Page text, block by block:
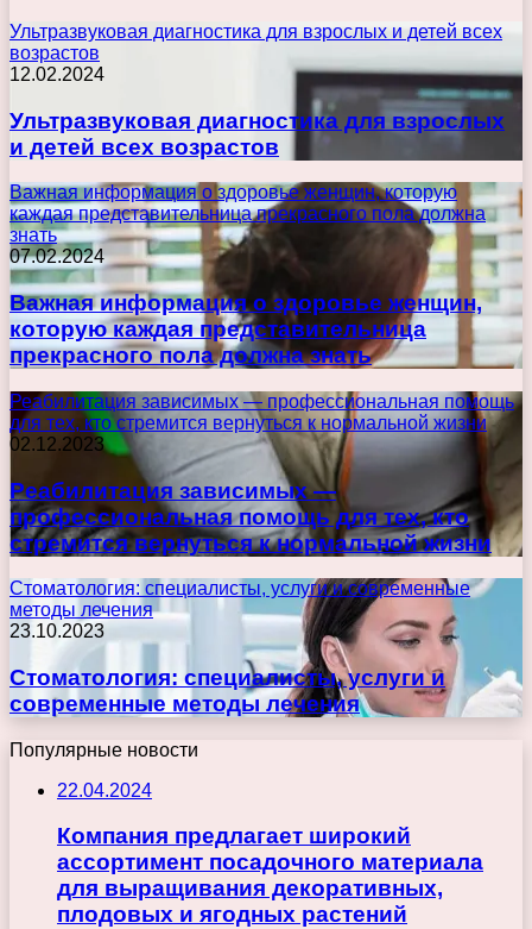
Ультразвуковая диагностика для взрослых и детей всех
возрастов
12.02.2024
Ультразвуковая диагностика для взрослых
и детей всех возрастов
Важная информация о здоровье женщин, которую
каждая представительница прекрасного пола должна
знать
07.02.2024
Важная информация о здоровье женщин,
которую каждая представительница
прекрасного пола должна знать
Реабилитация зависимых — профессиональная помощь
для тех, кто стремится вернуться к нормальной жизни
02.12.2023
Реабилитация зависимых —
профессиональная помощь для тех, кто
стремится вернуться к нормальной жизни
Стоматология: специалисты, услуги и современные
методы лечения
23.10.2023
Стоматология: специалисты, услуги и
современные методы лечения
Популярные новости
22.04.2024
Компания предлагает широкий
ассортимент посадочного материала
для выращивания декоративных,
плодовых и ягодных растений